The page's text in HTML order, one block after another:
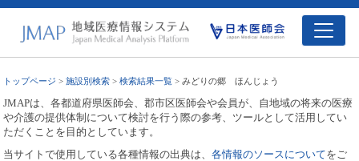
トップページ >施設別検索 >検索結果一覧 > みどりの郷 ほんじょう
JMAPは、各都道府県医師会、郡市区医師会や会員が、自地域の将来の医療
や介護の提供体制について検討を行う際の参考、ツールとして活用してい
ただくことを目的としています。
当サイトで使用している各種情報の出典は、各情報のソースについてをご